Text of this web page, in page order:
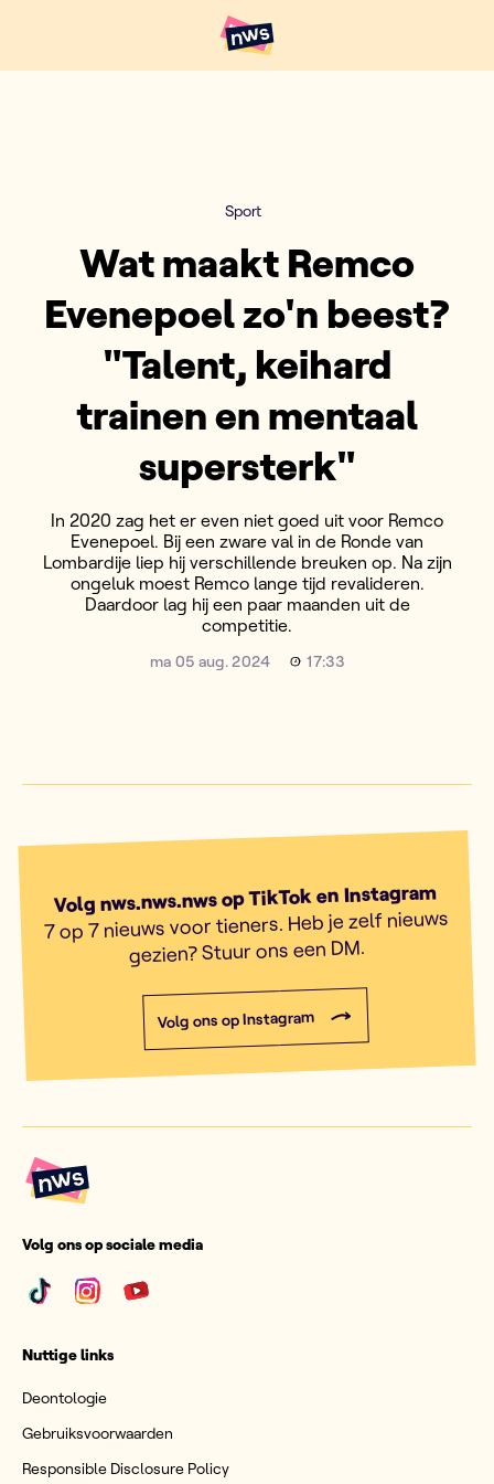
Hoofdpunten VRT NWS
Sport
Wat maakt Remco
Evenepoel zo'n beest?
"Talent, keihard
trainen en mentaal
supersterk"
In 2020 zag het er even niet goed uit voor Remco
Evenepoel. Bij een zware val in de Ronde van
Lombardije liep hij verschillende breuken op. Na zijn
ongeluk moest Remco lange tijd revalideren.
Daardoor lag hij een paar maanden uit de
competitie.
ma 05 aug. 2024 17:33
Volg nws.nws.nws op TikTok en Instagram
7 op 7 nieuws voor tieners. Heb je zelf nieuws
gezien? Stuur ons een DM.
Volg ons op Instagram
Volg ons op sociale media
Nuttige links
Deontologie
Gebruiksvoorwaarden
Responsible Disclosure Policy